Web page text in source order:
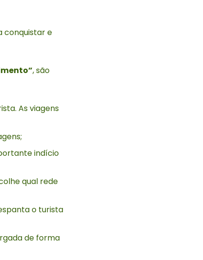
conquistar e
, são
As viagens
indício
qual rede
o turista
de forma